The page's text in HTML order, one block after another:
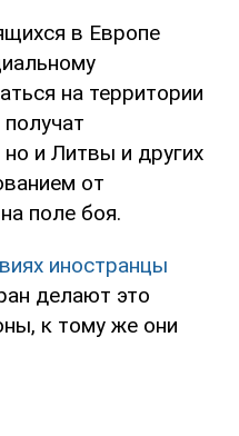
в Европе
на территории
и Литвы и других
от
поле боя.
иностранцы
делают это
к тому же они